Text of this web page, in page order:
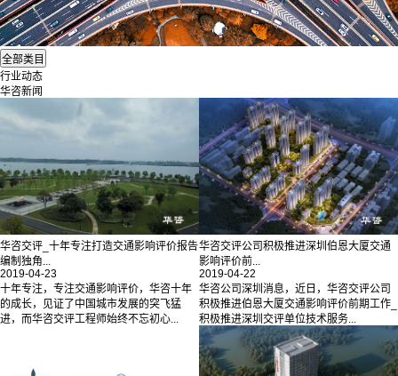
行业动态
华咨新闻
华咨交评_十年专注打造交通影响评价报告
编制独角...
2019-04-23
十年专注，专注交通影响评价，华咨十年
的成长，见证了中国城市发展的突飞猛
进，而华咨交评工程师始终不忘初心...
华咨交评公司积极推进深圳伯恩大厦交通
影响评价前...
2019-04-22
华咨公司深圳消息，近日，华咨交评公司
积极推进伯恩大厦交通影响评价前期工作_
积极推进深圳交评单位技术服务...